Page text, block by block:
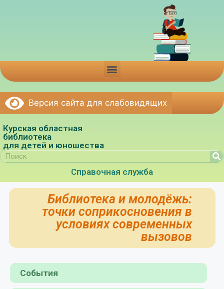
Версия сайта для слабовидящих
Курская областная
библиотека
для детей и юношества
Справочная служба
Библиотека и молодёжь:
точки соприкосновения в
условиях современных
вызовов
События